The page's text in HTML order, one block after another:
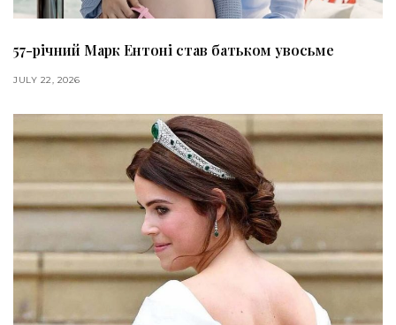
57-річний Марк Ентоні став батьком увосьме
JULY 22, 2026